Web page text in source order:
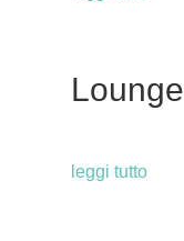
Lounge
leggi tutto